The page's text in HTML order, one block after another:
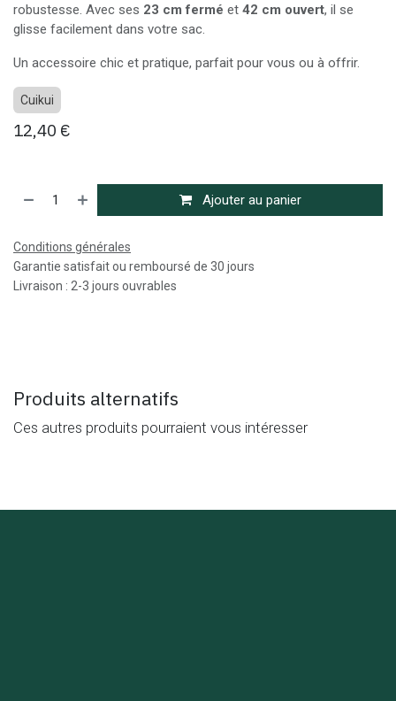
robustesse. Avec ses 23 cm fermé et 42 cm ouvert, il se
glisse facilement dans votre sac.
Un accessoire chic et pratique, parfait pour vous ou à offrir.
Cuikui
12,40 €
Ajouter au panier
Conditions générales
Garantie satisfait ou remboursé de 30 jours
Livraison : 2-3 jours ouvrables
Produits alternatifs
Ces autres produits pourraient vous intéresser